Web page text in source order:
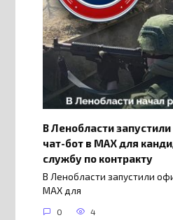
В Ленобласти
чат-бот в МАХ для
службу по контракту
В Ленобласти запустили
МАХ для
0 4